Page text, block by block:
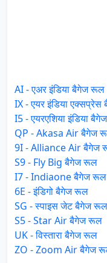
AI - एअर इंडिया बैगेज रूल
IX - एयर इंडिया
I5 - एयरएशिया इंडिया
QP - Akasa Air बैगेज
9I - Alliance Air बैगेज
S9 - Fly Big बैगेज रूल
I7 - Indiaone बैगेज रूल
6E - इंडिगो बैगेज रूल
SG - स्पाइस जेट बैगेज रूल
S5 - Star Air बैगेज रूल
UK - विस्तारा बैगेज रूल
ZO - Zoom Air बैगेज